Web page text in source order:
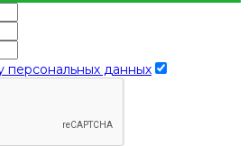
персональных данных